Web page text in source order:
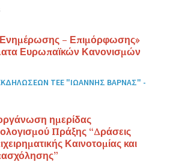
– Επιμόρφωσης»
Ευρωπαϊκών Κανονισμών
ΤΕΕ "ΙΩΑΝΝΗΣ ΒΑΡΝΑΣ" -
ημερίδας
Πράξης “Δράσεις
Καινοτομίας και